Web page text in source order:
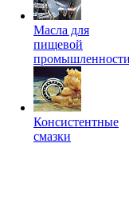
Масла для
пищевой
Консистентные
смазки